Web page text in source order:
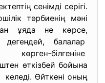
сенімді серігі.
тәрбиенің мәні
ұяда не көрсе,
балалар
көрген-білгеніне
өткізбей бойына
келеді. Өйткені оның